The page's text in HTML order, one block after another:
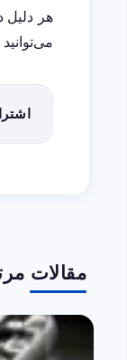
هر دلیل
مقالات